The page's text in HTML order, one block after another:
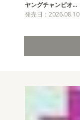
ヤングチャンピオ…
発売日：2026.08.10